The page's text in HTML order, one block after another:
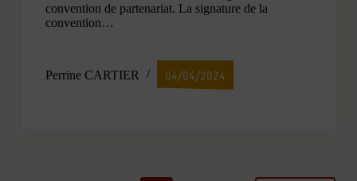
convention de partenariat. La signature de la
convention…
Perrine CARTIER 04/04/2024